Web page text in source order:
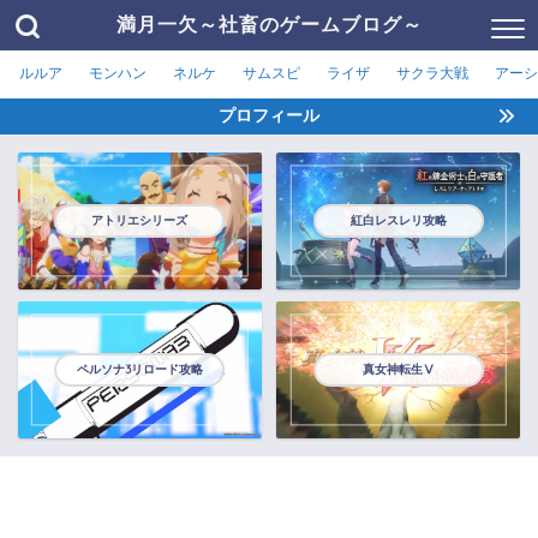
満月一欠～社畜のゲームブログ～
ルルア モンハン ネルケ サムスピ ライザ サクラ大戦 アー
プロフィール
アトリエシリーズ 紅白レスレリ攻略
ペルソナ3リロード攻略 真女神転生Ⅴ